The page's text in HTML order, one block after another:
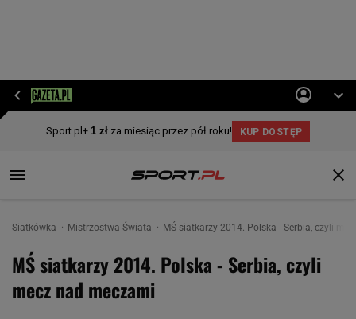
Siatkówka Mistrzostwa Świata MŚ siatkarzy 2014. Polska - Serbia, czyli
MŚ siatkarzy 2014. Polska - Serbia, czyli
mecz nad meczami